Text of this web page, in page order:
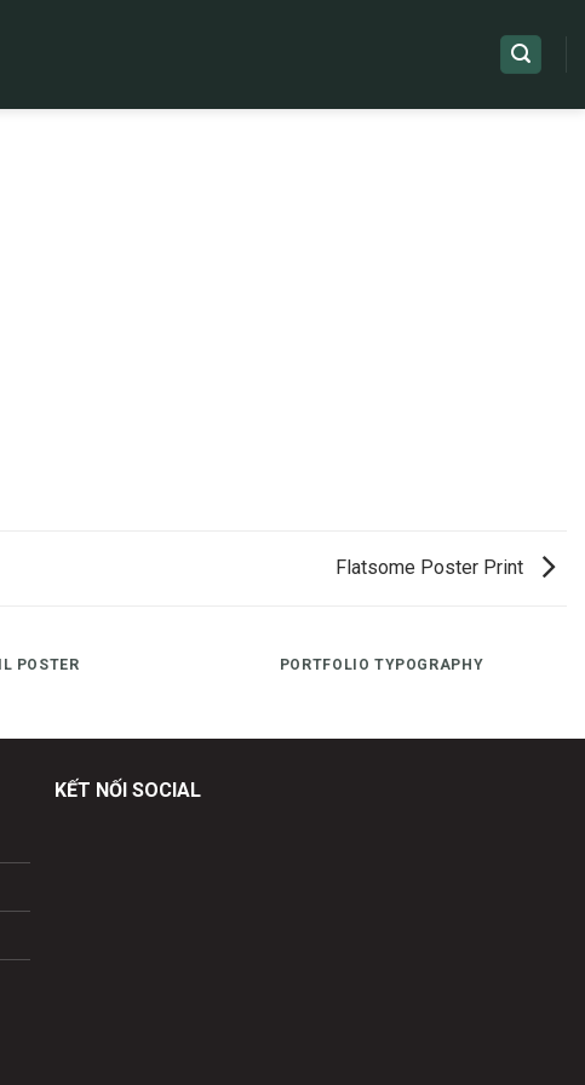
Flatsome Poster Print
POSTER PORTFOLIO TYPOGRAPHY
KẾT NỐI SOCIAL